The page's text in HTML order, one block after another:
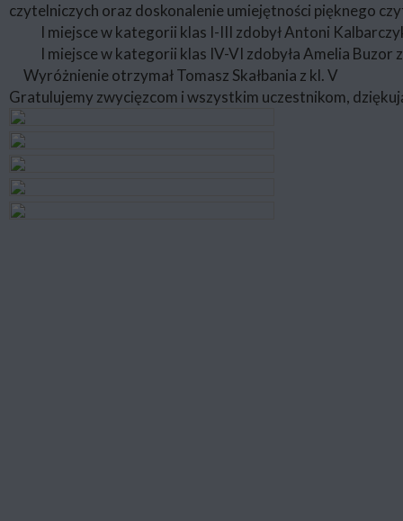
czytelniczych oraz doskonalenie umiejętności pięknego
I miejsce w kategorii klas I-III zdobył Antoni
I miejsce w kategorii klas IV-VI zdobyła Amelia Buzor
Wyróżnienie otrzymał Tomasz Skałbania z kl. V
Gratulujemy zwycięzcom i wszystkim uczestnikom,